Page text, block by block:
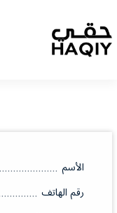
الأسم
رقم الهاتف